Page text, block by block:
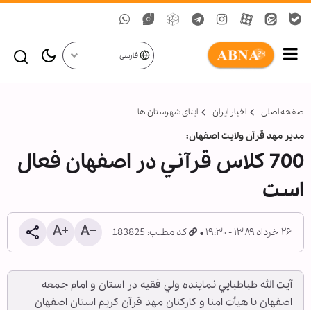
فارسی
صفحه اصلی اخبار ایران ابنای شهرستان ها
مدیر مهد قرآن ولایت اصفهان:
700 کلاس قرآني در اصفهان فعال
است
۲۶ خرداد ۱۳۸۹ - ۱۹:۳۰ کد مطلب: 183825
آيت الله طباطبايي نماينده ولي فقيه در استان و امام جمعه
اصفهان با هيأت امنا و کارکنان مهد قرآن کريم استان اصفهان